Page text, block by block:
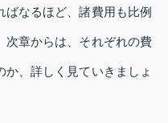
ばなるほど、諸費用も比例
次章からは、それぞれの費
、詳しく見ていきましょ